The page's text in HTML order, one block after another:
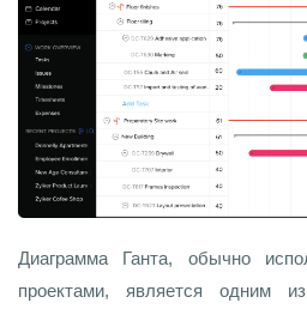
Диаграмма Ганта, обычно
проектами, является одним